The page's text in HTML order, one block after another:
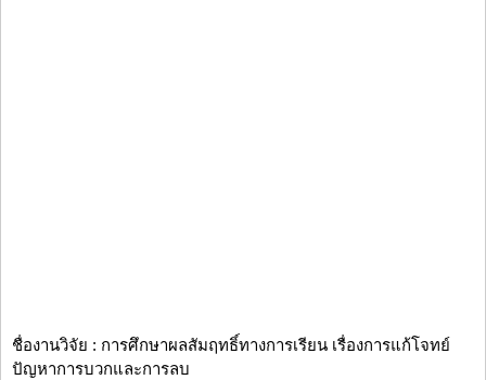
ชื่องานวิจัย : การศึกษาผลสัมฤทธิ์ทางการเรียน เรื่องการแก้โจทย์
ปัญหาการบวกและการลบ